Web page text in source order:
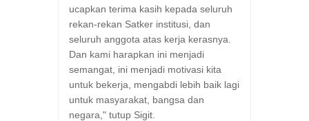
ucapkan terima kasih kepada seluruh
rekan-rekan Satker institusi, dan
seluruh anggota atas kerja kerasnya.
Dan kami harapkan ini menjadi
semangat, ini menjadi motivasi kita
untuk bekerja, mengabdi lebih baik lagi
untuk masyarakat, bangsa dan
negara," tutup Sigit.